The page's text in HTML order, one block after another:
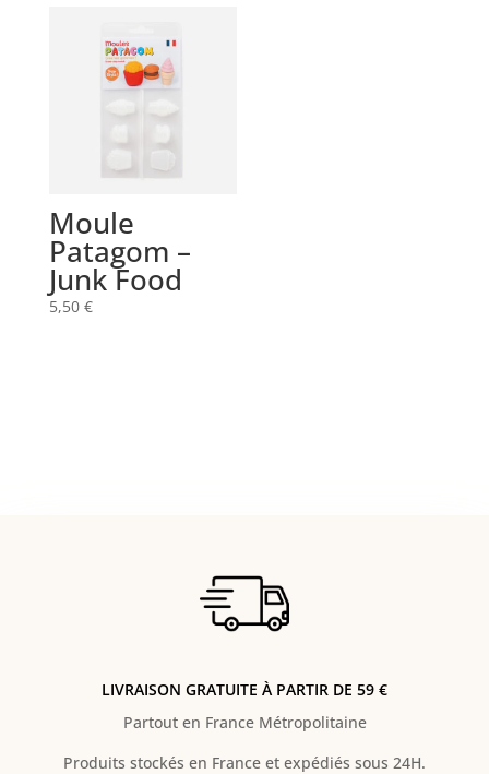
Moule
Patagom –
Junk Food
5,50 €
LIVRAISON GRATUITE À PARTIR DE 59 €
Partout en France Métropolitaine
Produits stockés en France et expédiés sous 24H.